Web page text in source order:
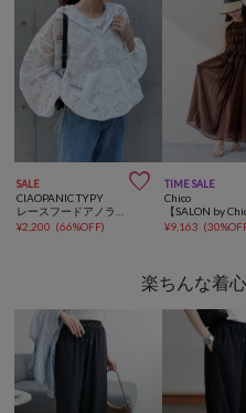
SALE 
CIAOPANIC TYPY
¥2,200 (66%OFF)
TIME SALE
Chico
¥9,163 (
楽ちんな着